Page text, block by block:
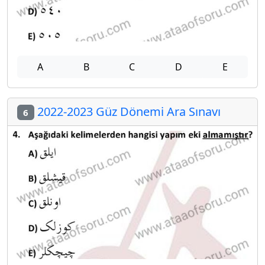
A B C D E
6 2022-2023 Güz Dönemi Ara Sınavı